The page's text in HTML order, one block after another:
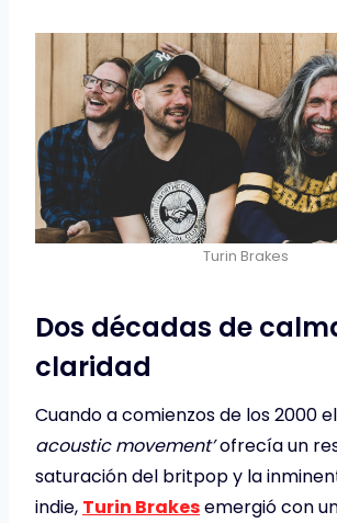
Turin Brakes
Dos décadas de
claridad
Cuando a comienzos de los 2000
acoustic movement’ofrecía un
saturación del britpop y la
indie, Turin Brakesemergió con